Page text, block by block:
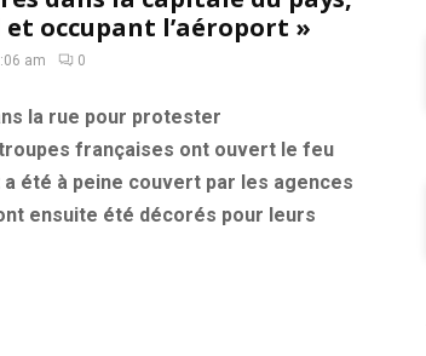
occupant l’aéroport »
am 0
la rue pour protester
françaises ont ouvert le feu
été à peine couvert par les agences
ensuite été décorés pour leurs